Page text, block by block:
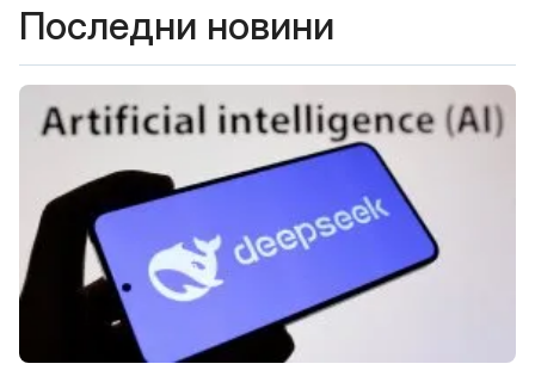
Последни новини